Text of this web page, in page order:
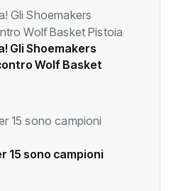
Gli Shoemakers
Wolf Basket
15 sono campioni